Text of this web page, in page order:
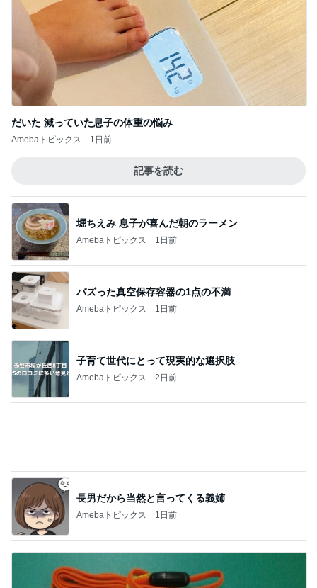
子育て世代にとって現実的な選択肢
Amebaトピックス 2日前
長男だから当然と言ってくる義姉
実家売却問題という大きな介護
灼熱地獄で一晩続いた今までにない頭痛
Amebaトピックス 1日前
Amebaトピックス 1日前